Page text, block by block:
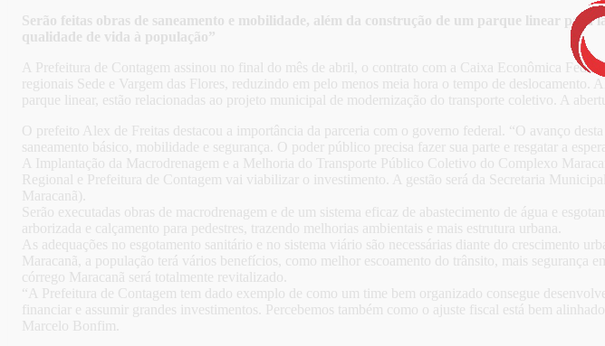
Serão feitas obras de saneamento e mobilidade, além da construção de um parque linear
qualidade de vida à população”
A Prefeitura de Contagem assinou no final do mês de abril, o contrato com a Caixa Econômica
regionais Sede e Vargem das Flores, reduzindo em pelo menos meia hora o tempo de
parque linear, estão relacionadas ao projeto municipal de modernização do transporte coletivo. A
O prefeito Alex de Freitas destacou a importância da parceria com o governo federal. “O avanço
saneamento básico, mobilidade e segurança. O poder público precisa fazer sua parte e resgatar a
A Implantação da Macrodrenagem e a Melhoria do Transporte Público Coletivo do Complexo
Regional e Prefeitura de Contagem vai viabilizar o investimento. A gestão será da Secretaria
Maracanã).
Serão executadas obras de macrodrenagem e de um sistema eficaz de abastecimento de água e
arborizada e calçamento para pedestres, trazendo melhorias ambientais e mais estrutura urbana.
As adequações no esgotamento sanitário e no sistema viário são necessárias diante do crescimento
Maracanã, a população terá vários benefícios, como melhor escoamento do trânsito, mais segurança
córrego Maracanã será totalmente revitalizado.
“A Prefeitura de Contagem tem dado exemplo de como um time bem organizado consegue
financiar e assumir grandes investimentos. Percebemos também como o ajuste fiscal está bem
Marcelo Bonfim.